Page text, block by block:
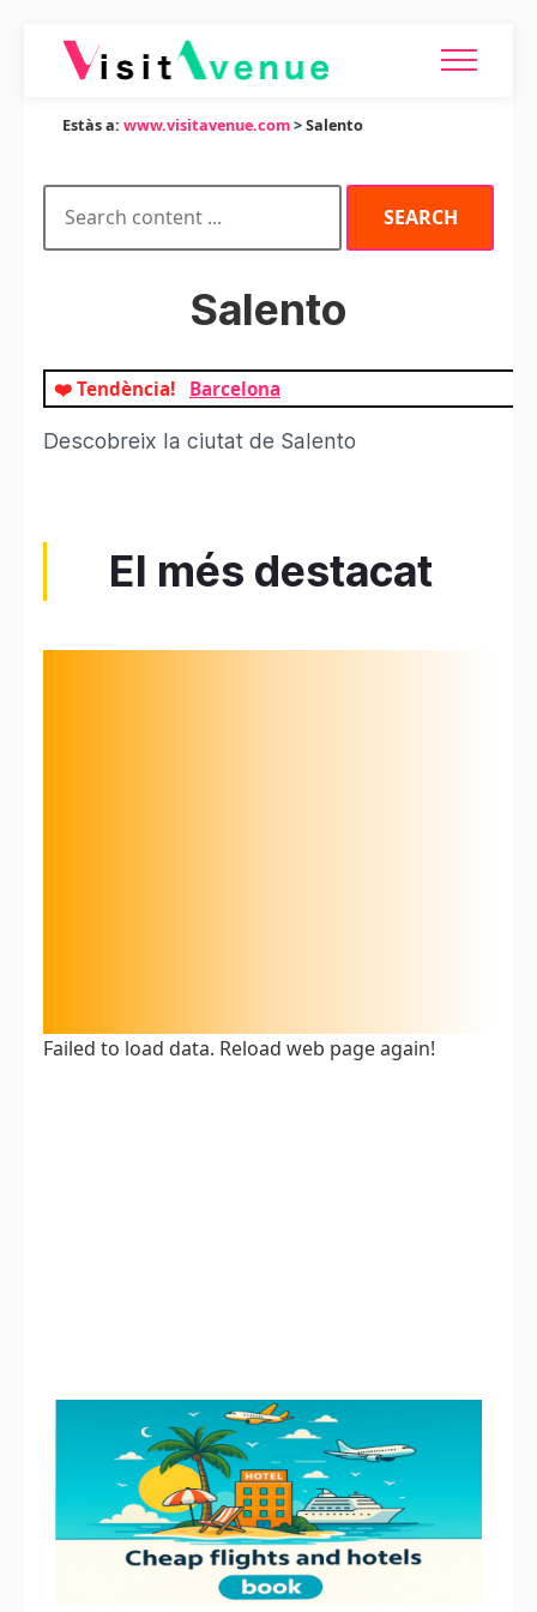
Estàs a: www.visitavenue.com> Salento
Salento
❤️ Tendència! Barcelona
Descobreix la ciutat de Salento
El més destacat
Failed to load data. Reload web page again!